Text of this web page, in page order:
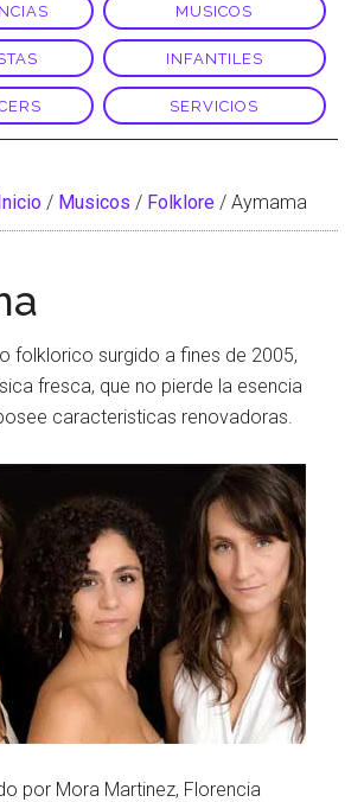
MUSICOS
INFANTILES
SERVICIOS
/ Musicos / Folklore / Aymama
folklorico surgido a fines de 2005,
fresca, que no pierde la esencia
caracteristicas renovadoras.
por Mora Martinez, Florencia